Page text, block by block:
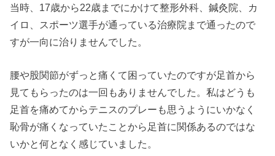
当時、17歳から22歳までにかけて整形外科、鍼灸院、カ
イロ、スポーツ選手が通っている治療院まで通ったので
すが一向に治りませんでした。
腰や股関節がずっと痛くて困っていたのですが足首から
見てもらったのは一回もありませんでした。私はどうも
足首を痛めてからテニスのプレーも思うようにいかなく
恥骨が痛くなっていたことから足首に関係あるのではな
いかと何となく感じていました。